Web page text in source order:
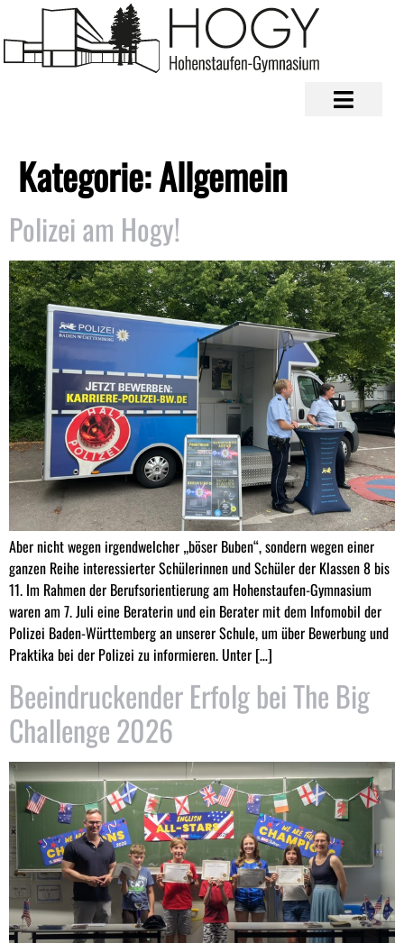
Kategorie:Allgemein
Polizei am Hogy!
Aber nicht wegen irgendwelcher „böser Buben“, sondern wegen einer
ganzen Reihe interessierter Schülerinnen und Schüler der Klassen 8 bis
11. Im Rahmen der Berufsorientierung am Hohenstaufen-Gymnasium
waren am 7. Juli eine Beraterin und ein Berater mit dem Infomobil der
Polizei Baden-Württemberg an unserer Schule, um über Bewerbung und
Praktika bei der Polizei zu informieren. Unter […]
Beeindruckender Erfolg bei The Big
Challenge 2026